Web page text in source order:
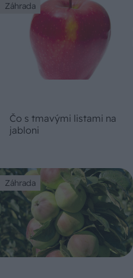
Záhrada
Čo s tmavými listami na
jabloni
Záhrada